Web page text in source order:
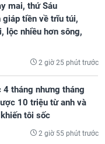
mai, thứ Sáu
tiền về trĩu túi,
lộc nhiều hơn sông,
2 giờ 25 phút trước
tháng nhưng tháng
10 triệu từ anh và
tôi sốc
2 giờ 55 phút trước